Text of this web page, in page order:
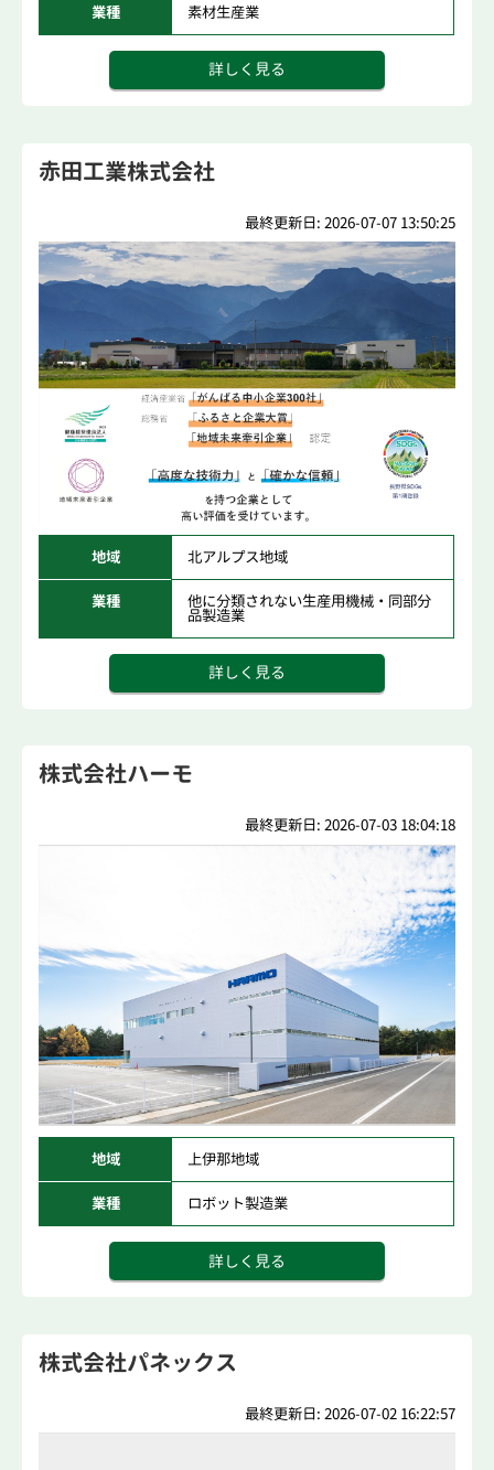
業種 素材生産業
詳しく見る
赤田工業株式会社
最終更新日: 2026-07-07 13:50:25
地域 北アルプス地域
業種 他に分類されない生産用機械・同部分
品製造業
詳しく見る
株式会社ハーモ
最終更新日: 2026-07-03 18:04:18
地域 上伊那地域
業種 ロボット製造業
詳しく見る
株式会社パネックス
最終更新日: 2026-07-02 16:22:57